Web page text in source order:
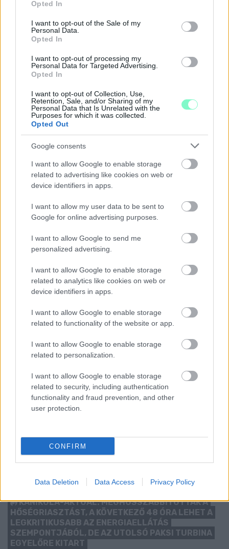
use your data for below specified purposes in below Google
consent section.
Opted In
I want to opt-out of the Sale of my
Personal Data.
Opted In
I want to opt-out of processing my
Personal Data for Targeted Advertising.
Opted In
I want to opt-out of Collection, Use,
Retention, Sale, and/or Sharing of my
Personal Data that Is Unrelated with the
Purposes for which it was collected.
Opted Out
Google consents
I want to allow Google to enable storage
related to advertising like cookies on web or
device identifiers in apps.
I want to allow my user data to be sent to
Google for online advertising purposes.
I want to allow Google to send me
personalized advertising.
I want to allow Google to enable storage
related to analytics like cookies on web or
device identifiers in apps.
I want to allow Google to enable storage
related to functionality of the website or app.
I want to allow Google to enable storage
related to personalization.
I want to allow Google to enable storage
related to security, including authentication
functionality and fraud prevention, and other
user protection.
CONFIRM
Data Deletion Data Access Privacy Policy
LAKOSSÁGI FÓRUMON MUTATJÁK BE A
TERVEIT
Augusztus 6-án a beruházás ütemezéséről és az új kerékpárút
építéséről is tájékoztatják az érdeklődőket.
DÍSZKIVILÁGÍTÁS LEKAPCSOLÁSA
A város 77 helyszínén zajlik a munkavégzés, a Győr Projekt
kezelésében lévő épületek egy részét is érinti az intézkedés.
Szólj hozzá!
KÁNIKULA-AKTUÁL: MEGHOSSZABBÍTOTTÁK A
HŐSÉGRIASZTÁST, A KÖVETKEZŐ 48 ÓRA LEHET A
LEGKRITIKUSABB AZ ENERGIAELLÁTÁS
SZEMPONTJÁBÓL, DE AZ UTOLSÓ PAKSI TURBINA
EGYELŐRE KITART